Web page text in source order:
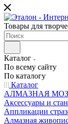
Товары для
Каталог
По всему сайту
По каталогу
Каталог
АЛМАЗНАЯ
Аксессуары и
Аппликации
Алмазная